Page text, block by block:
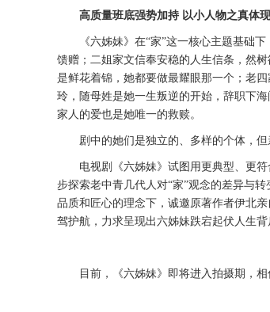
高质量班底强势加持 以小人物之真体
《六姊妹》在“家”这一核心主题基础
馈赠；二姐家文信奉安稳的人生信条，然
是鲜花着锦，她都要做最耀眼那一个；老
玲，随母姓是她一生叛逆的开始，辞职下
家人的爱也是她唯一的救赎。
剧中的她们是独立的、多样的个体，
电视剧《六姊妹》试图用更典型、更
步探索老中青几代人对“家”观念的差异与
品质和匠心的理念下，诚邀原著作者伊北
驾护航，力求呈现出六姊妹跌宕起伏人生背
目前，《六姊妹》即将进入拍摄期，